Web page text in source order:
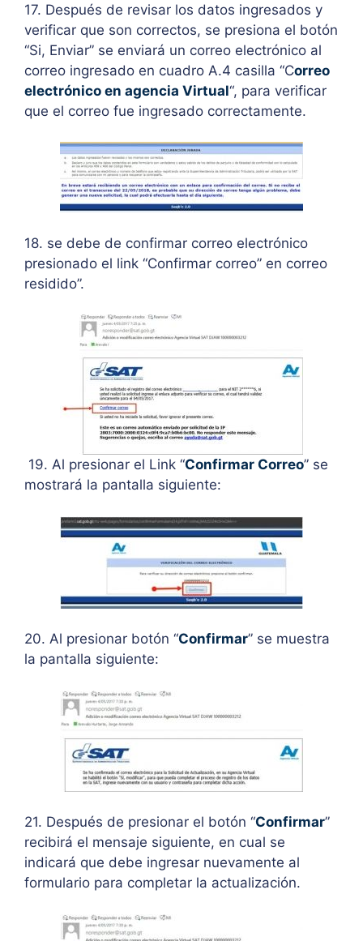
17. Después de revisar los datos ingresados y
verificar que son correctos, se presiona el botón
“Si, Enviar” se enviará un correo electrónico al
correo ingresado en cuadro A.4 casilla “Correo
electrónico en agencia Virtual“, para verificar
que el correo fue ingresado correctamente.
18. se debe de confirmar correo electrónico
presionado el link “Confirmar correo” en correo
residido”.
19. Al presionar el Link “Confirmar Correo” se
mostrará la pantalla siguiente:
20. Al presionar botón “Confirmar” se muestra
la pantalla siguiente:
21. Después de presionar el botón “Confirmar”
recibirá el mensaje siguiente, en cual se
indicará que debe ingresar nuevamente al
formulario para completar la actualización.